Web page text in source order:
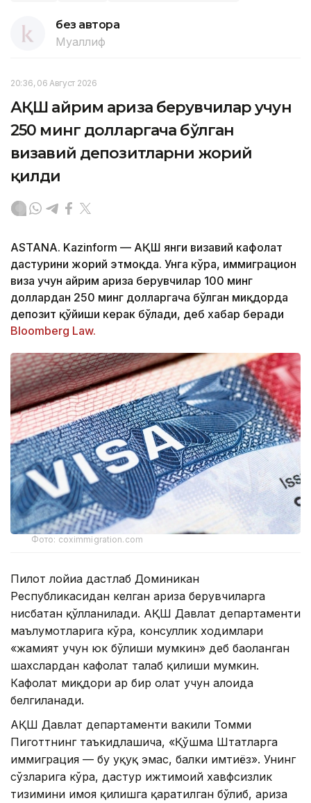
без автора
Муаллиф
20:36, 06 Август 2026
АҚШ айрим ариза берувчилар учун
250 минг долларгача бўлган
визавий депозитларни жорий
қилди
ASTANA. Kazinform — АҚШ янги визавий кафолат
дастурини жорий этмоқда. Унга кўра, иммиграцион
виза учун айрим ариза берувчилар 100 минг
доллардан 250 минг долларгача бўлган миқдорда
депозит қўйиши керак бўлади, деб хабар беради
Bloomberg Law.
Фото: coximmigration.com
Пилот лойиҳа дастлаб Доминикан
Республикасидан келган ариза берувчиларга
нисбатан қўлланилади. АҚШ Давлат департаменти
маълумотларига кўра, консуллик ходимлари
«жамият учун юк бўлиши мумкин» деб баҳоланган
шахслардан кафолат талаб қилиши мумкин.
Кафолат миқдори ҳар бир ҳолат учун алоҳида
белгиланади.
АҚШ Давлат департаменти вакили Томми
Пиготтнинг таъкидлашича, «Қўшма Штатларга
иммиграция — бу ҳуқуқ эмас, балки имтиёз». Унинг
сўзларига кўра, дастур ижтимоий хавфсизлик
тизимини ҳимоя қилишга қаратилган бўлиб, ариза